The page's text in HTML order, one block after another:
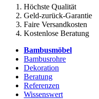
Höchste Qualität
Geld-zurück-Garantie
Faire Versandkosten
Kostenlose Beratung
Bambusmöbel
Bambusrohre
Dekoration
Beratung
Referenzen
Wissenswert